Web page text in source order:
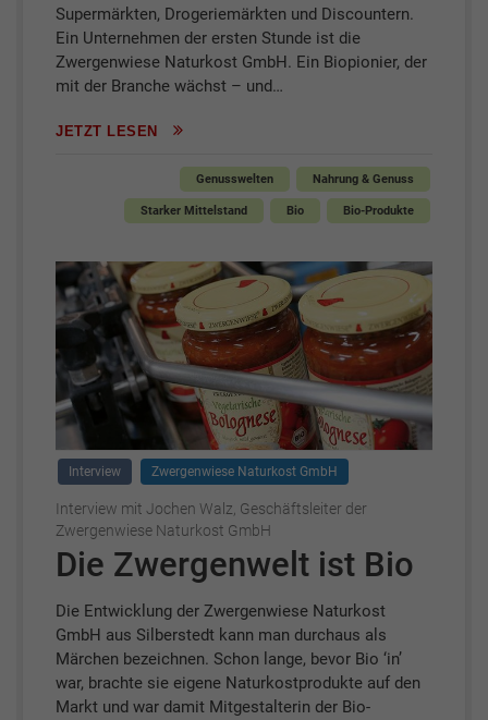
Supermärkten, Drogeriemärkten und Discountern.
Ein Unternehmen der ersten Stunde ist die
Zwergenwiese Naturkost GmbH. Ein Biopionier, der
mit der Branche wächst – und…
JETZT LESEN
Genusswelten Nahrung & Genuss
Starker Mittelstand Bio Bio-Produkte
Interview Zwergenwiese Naturkost GmbH
Interview mit Jochen Walz, Geschäftsleiter der
Zwergenwiese Naturkost GmbH
Die Zwergenwelt ist Bio
Die Entwicklung der Zwergenwiese Naturkost
GmbH aus Silberstedt kann man durchaus als
Märchen bezeichnen. Schon lange, bevor Bio ‘in’
war, brachte sie eigene Naturkostprodukte auf den
Markt und war damit Mitgestalterin der Bio-